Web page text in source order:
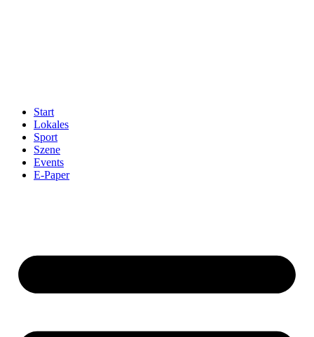
Start
Lokales
Sport
Szene
Events
E-Paper